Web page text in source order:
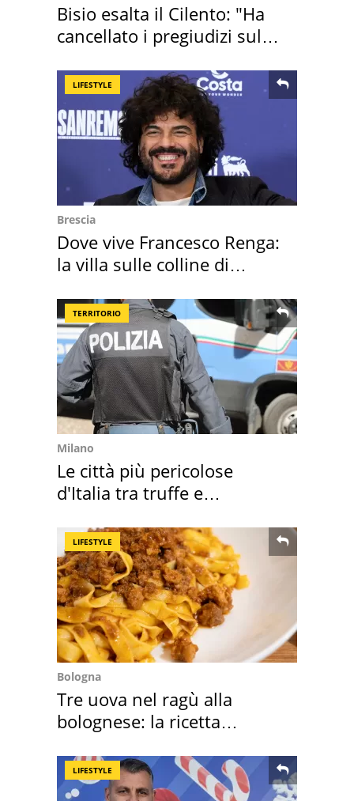
Bisio esalta il Cilento: "Ha
cancellato i pregiudizi sul
LIFESTYLE
Brescia
Dove vive Francesco Renga:
la villa sulle colline di
TERRITORIO
Milano
Le città più pericolose
d'Italia tra truffe e
LIFESTYLE
Bologna
Tre uova nel ragù alla
bolognese: la ricetta
LIFESTYLE